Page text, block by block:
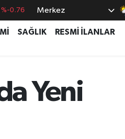
%-0.76
%0.17
%1.44
%64
Merkez
SAĞLIK
RESMİ İLANLAR
Yeni